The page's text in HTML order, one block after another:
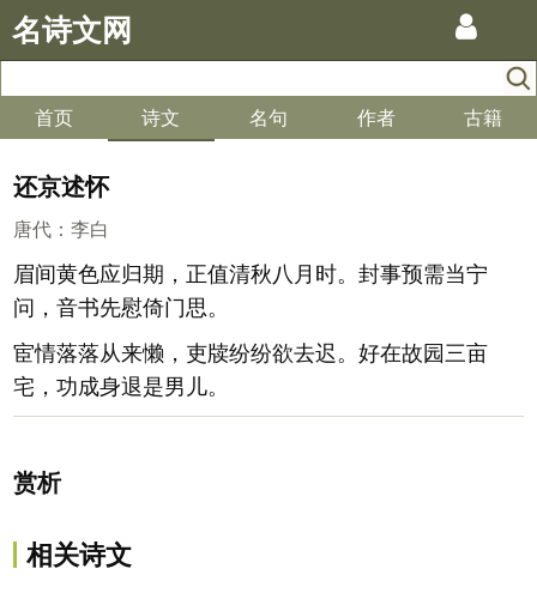
名诗文网
首页 诗文 名句 作者 古籍
还京述怀
唐代 ： 李白
眉间黄色应归期，正值清秋八月时。封事预需当宁
问，音书先慰倚门思。
宦情落落从来懒，吏牍纷纷欲去迟。好在故园三亩
宅，功成身退是男儿。
赏析
相关诗文